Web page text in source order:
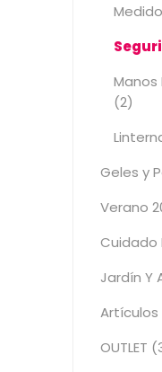
Manos
(2)
Geles y
Verano
Cuidado
Jardín Y
Artículos
OUTLET